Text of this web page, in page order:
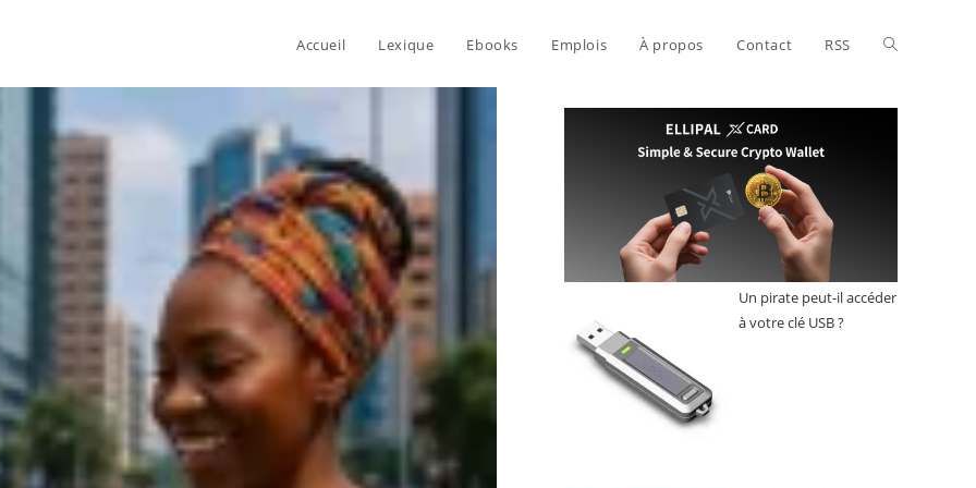
Accueil Lexique Ebooks Emplois À propos Contact RSS Toggle
Un pirate peut-il accéder
à votre clé USB ?